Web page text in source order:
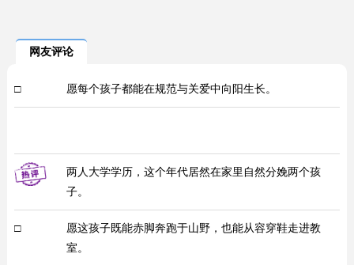
网友评论
□ 愿每个孩子都能在规范与关爱中向阳生长。
两人大学学历，这个年代居然在家里自然分娩两个孩
子。
□
愿这孩子既能赤脚奔跑于山野，也能从容穿鞋走进教
室。